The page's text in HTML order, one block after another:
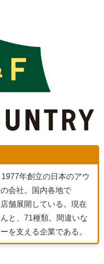
1977年創立の日本のアウ
会社 。国内各地で
舗展開している。現在
と、71種類。間違いな
を支える企業である。